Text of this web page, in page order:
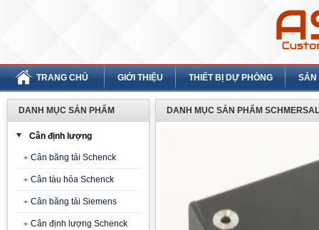
TRANG CHỦ GIỚI THIỆU THIẾT BỊ DỰ PHÒNG SẢN
DANH MỤC SẢN PHẨM
Cân định lượng
Cân băng tải Schenck
Cân tàu hỏa Schenck
Cân băng tải Siemens
Cân định lượng Schenck
DANH MỤC SẢN PHẨM